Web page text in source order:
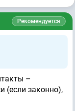
Рекомендуется
–
(если законно),